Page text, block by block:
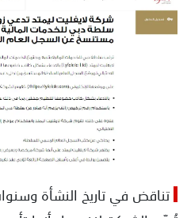
تناقض في تاريخ النشأة